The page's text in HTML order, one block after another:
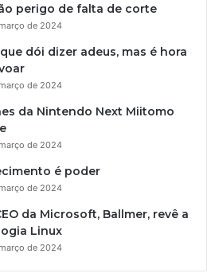
perigo de falta de corte
de 2024
dói dizer adeus, mas é hora
de 2024
da Nintendo Next Miitomo
de 2024
é poder
de 2024
da Microsoft, Ballmer, revê a
Linux
de 2024